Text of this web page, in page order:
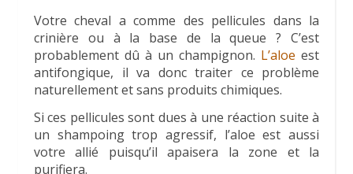
Votre cheval a comme des pellicules dans la
crinière ou à la base de la queue ? C’est
probablement dû à un champignon. L’aloe est
antifongique, il va donc traiter ce problème
naturellement et sans produits chimiques.
Si ces pellicules sont dues à une réaction suite à
un shampoing trop agressif, l’aloe est aussi
votre allié puisqu’il apaisera la zone et la
purifiera.